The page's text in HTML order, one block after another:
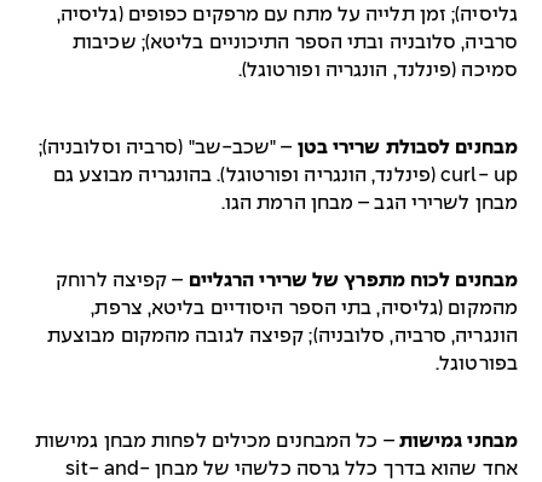
גליסיה); זמן תלייה על מתח עם מרפקים כפופים (גליסיה,
סרביה, סלובניה ובתי הספר התיכוניים בליטא); שכיבות
סמיכה (פינלנד, הונגריה ופורטוגל).
מבחנים לסבולת שרירי בטן – "שכב-שב" (סרביה וסלובניה);
curl- up (פינלנד, הונגריה ופורטוגל). בהונגריה מבוצע גם
מבחן לשרירי הגב – מבחן הרמת הגו.
מבחנים לכוח מתפרץ של שרירי הרגליים – קפיצה לרוחק
מהמקום (גליסיה, בתי הספר היסודיים בליטא, צרפת,
הונגריה, סרביה, סלובניה); קפיצה לגובה מהמקום מבוצעת
בפורטוגל.
מבחני גמישות – כל המבחנים מכילים לפחות מבחן גמישות
אחד שהוא בדרך כלל גרסה כלשהי של מבחן sit- and-